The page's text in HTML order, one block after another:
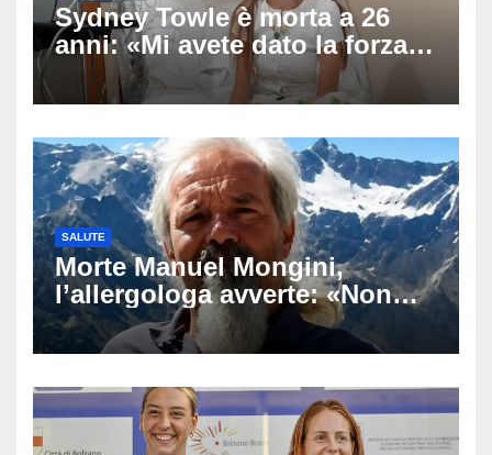
Sydney Towle è morta a 26
anni: «Mi avete dato la forza
di andare avanti», l’ultimo
messaggio dell’influencer
SALUTE
Morte Manuel Mongini,
l’allergologa avverte: «Non
aspettate di sapere se siete
allergici»